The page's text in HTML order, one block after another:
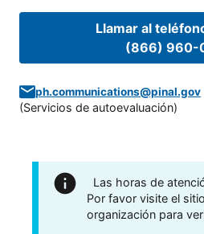
Llamar al
(866) 960-
ph.communications@pinal.gov
(Servicios de autoevaluación)
Las horas de
Por favor visite el
organización para